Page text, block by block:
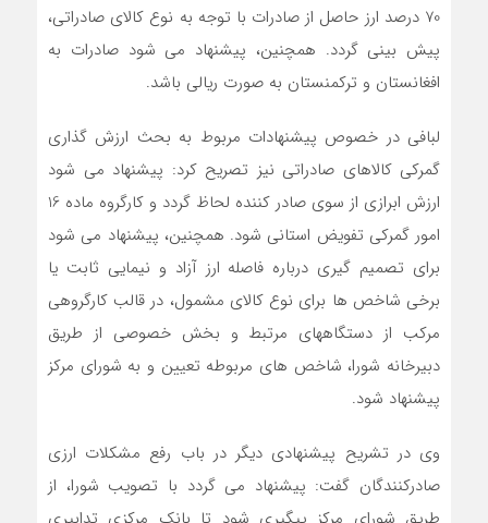
70 درصد ارز حاصل از صادرات با توجه به نوع کالای صادراتی،
پیش بینی گردد. همچنین، پیشنهاد می شود صادرات به
افغانستان و ترکمنستان به صورت ریالی باشد.
لبافی در خصوص پیشنهادات مربوط به بحث ارزش گذاری
گمرکی کالاهای صادراتی نیز تصریح کرد: پیشنهاد می شود
ارزش ابرازی از سوی صادر کننده لحاظ گردد و کارگروه ماده 16
امور گمرکی تفویض استانی شود. همچنین، پیشنهاد می شود
برای تصمیم گیری درباره فاصله ارز آزاد و نیمایی ثابت یا
برخی شاخص ها برای نوع کالای مشمول، در قالب کارگروهی
مرکب از دستگاههای مرتبط و بخش خصوصی از طریق
دبیرخانه شورا، شاخص های مربوطه تعیین و به شورای مرکز
پیشنهاد شود.
وی در تشریح پیشنهادی دیگر در باب رفع مشکلات ارزی
صادرکنندگان گفت: پیشنهاد می گردد با تصویب شورا، از